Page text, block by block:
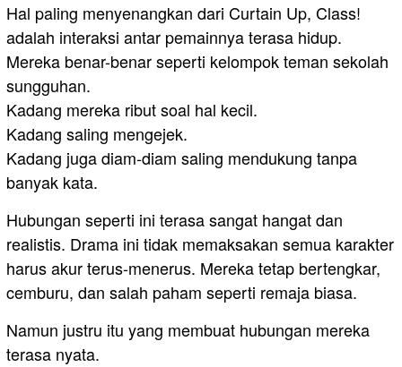
Hal paling menyenangkan dari Curtain Up, Class!
adalah interaksi antar pemainnya terasa hidup.
Mereka benar-benar seperti kelompok teman sekolah
sungguhan.
Kadang mereka ribut soal hal kecil.
Kadang saling mengejek.
Kadang juga diam-diam saling mendukung tanpa
banyak kata.
Hubungan seperti ini terasa sangat hangat dan
realistis. Drama ini tidak memaksakan semua karakter
harus akur terus-menerus. Mereka tetap bertengkar,
cemburu, dan salah paham seperti remaja biasa.
Namun justru itu yang membuat hubungan mereka
terasa nyata.